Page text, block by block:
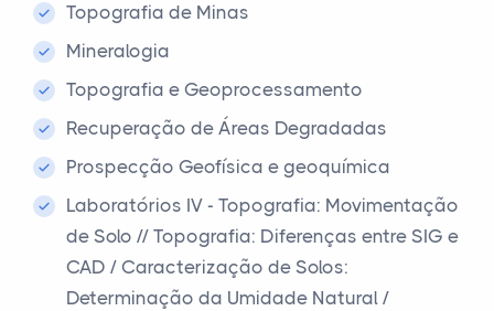
Topografia de Minas
Mineralogia
Topografia e Geoprocessamento
Recuperação de Áreas Degradadas
Prospecção Geofísica e geoquímica
Laboratórios IV - Topografia: Movimentação
de Solo // Topografia: Diferenças entre SIG e
CAD / Caracterização de Solos:
Determinação da Umidade Natural /